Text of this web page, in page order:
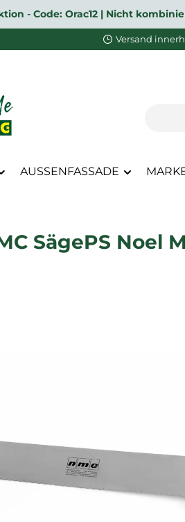
- Code: Orac12 | Nicht
Versand
AUSSENFASSADE
SägePS Noel